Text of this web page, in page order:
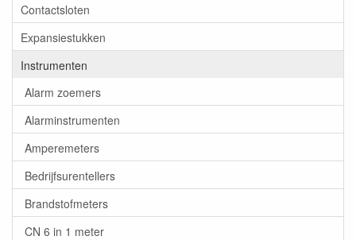
Contactsloten
Expansiestukken
Instrumenten
Alarm zoemers
Alarminstrumenten
Amperemeters
Bedrijfsurentellers
Brandstofmeters
CN 6 in 1 meter